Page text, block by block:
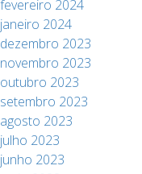
fevereiro 2024
janeiro 2024
dezembro 2023
novembro 2023
outubro 2023
setembro 2023
agosto 2023
julho 2023
junho 2023